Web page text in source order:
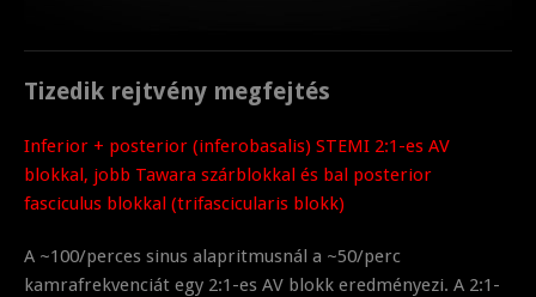
Tizedik rejtvény megfejtés
Inferior + posterior (inferobasalis) STEMI 2:1-es AV
blokkal, jobb Tawara szárblokkal és bal posterior
fasciculus blokkal (trifascicularis blokk)
A ~100/perces sinus alapritmusnál a ~50/perc
kamrafrekvenciát egy 2:1-es AV blokk eredményezi. A 2:1-